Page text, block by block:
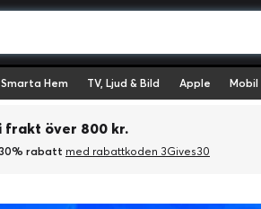
Hem TV, Ljud & Bild Apple Mobil
frakt över 800 kr.
rabatt med rabattkoden 3Gives30